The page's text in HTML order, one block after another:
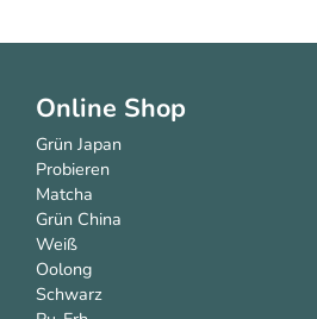
Online Shop
Grün Japan
Probieren
Matcha
Grün China
Weiß
Oolong
Schwarz